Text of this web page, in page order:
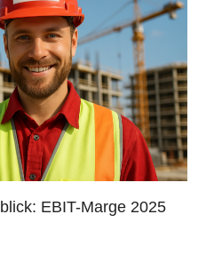
EBIT-Marge 2025